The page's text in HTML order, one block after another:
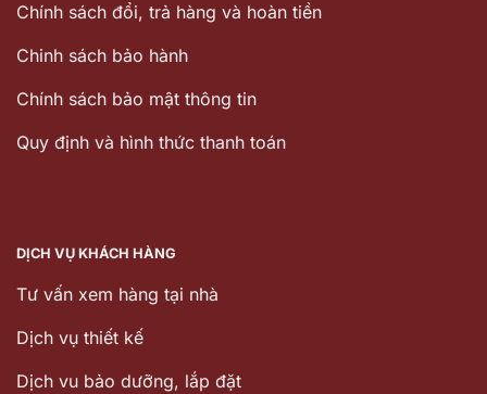
Chính sách đổi, trả hàng và hoàn tiền
Chinh sách bảo hành
Chính sách bảo mật thông tin
Quy định và hình thức thanh toán
DỊCH VỤ KHÁCH HÀNG
Tư vấn xem hàng tại nhà
Dịch vụ thiết kế
Dịch vu bảo dưỡng, lắp đặt